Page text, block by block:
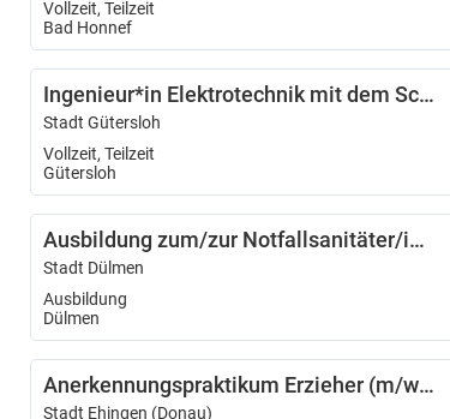
Vollzeit, Teilzeit
Bad Honnef
Ingenieur*in Elektrotechnik mit dem Schwerpunkt Energie- und Gebäudetechnik (m/w/d)
Stadt Gütersloh
Vollzeit, Teilzeit
Gütersloh
Ausbildung zum/zur Notfallsanitäter/in (m/w/d)
Stadt Dülmen
Ausbildung
Dülmen
Anerkennungspraktikum Erzieher (m/w/d)
Stadt Ehingen (Donau)